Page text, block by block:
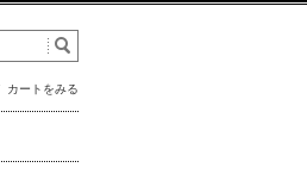
カートをみる